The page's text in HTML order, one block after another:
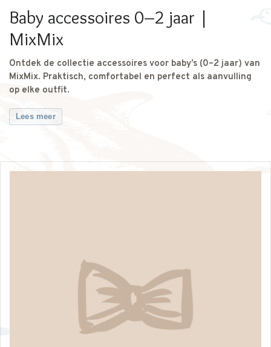
Baby accessoires 0–2 jaar |
MixMix
Ontdek de collectie accessoires voor baby’s (0–2 jaar) van
MixMix. Praktisch, comfortabel en perfect als aanvulling
op elke outfit.
Lees meer